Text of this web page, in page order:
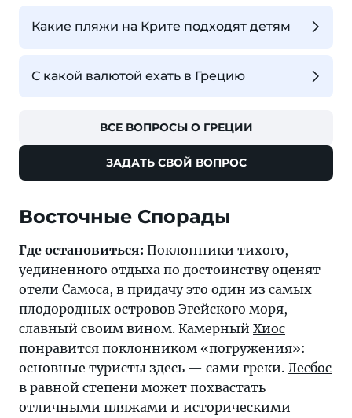
Какие пляжи на Крите подходят детям
С какой валютой ехать в Грецию
ВСЕ ВОПРОСЫ О ГРЕЦИИ
ЗАДАТЬ СВОЙ ВОПРОС
Восточные Спорады
Где остановиться: Поклонники тихого,
уединенного отдыха по достоинству оценят
отели Самоса, в придачу это один из самых
плодородных островов Эгейского моря,
славный своим вином. Камерный Хиос
понравится поклонником «погружения»:
основные туристы здесь — сами греки. Лесбос
в равной степени может похвастать
отличными пляжами и историческими